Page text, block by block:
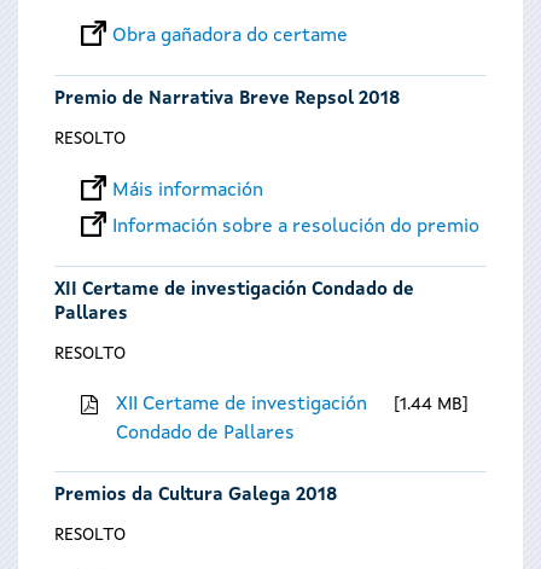
Obra gañadora do certame
Premio de Narrativa Breve Repsol 2018
RESOLTO
Máis información
Información sobre a resolución do premio
XII Certame de investigación Condado de
Pallares
RESOLTO
XII Certame de investigación
Condado de Pallares
1.44 MB
Premios da Cultura Galega 2018
RESOLTO